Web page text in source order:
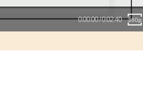
0:00:00 / 0:02:40 360p